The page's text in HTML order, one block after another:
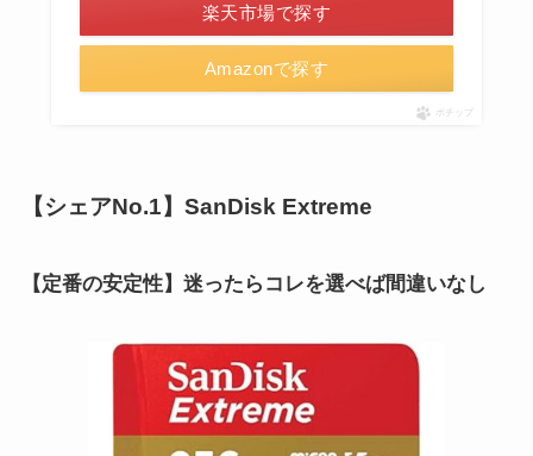
Amazonで探す
楽天市場で探す
ポチップ
【シェアNo.1】SanDisk Extreme
【定番の安定性】迷ったらコレを選べば間違いなし